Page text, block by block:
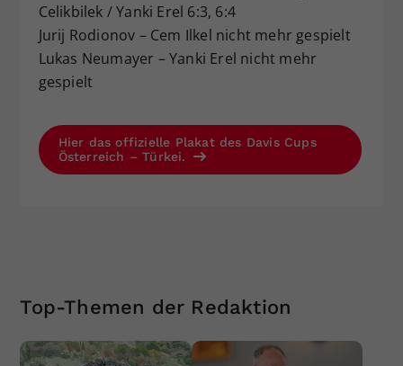
Celikbilek / Yanki Erel 6:3, 6:4
Jurij Rodionov – Cem Ilkel nicht mehr gespielt
Lukas Neumayer – Yanki Erel nicht mehr
gespielt
Hier das offizielle Plakat des Davis Cups
Österreich – Türkei.
Top-Themen der Redaktion